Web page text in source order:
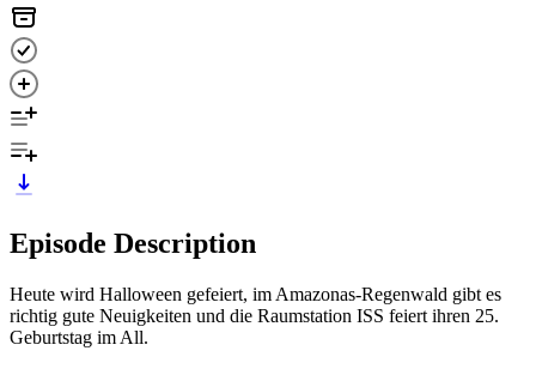
Episode Description
Heute wird Halloween gefeiert, im Amazonas-Regenwald gibt es
richtig gute Neuigkeiten und die Raumstation ISS feiert ihren 25.
Geburtstag im All.